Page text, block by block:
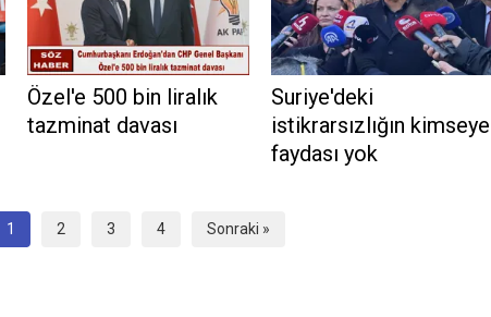
Özel'e 500 bin liralık
tazminat davası
Suriye'deki
istikrarsızlığın kimseye
faydası yok
1 2 3 4 Sonraki »